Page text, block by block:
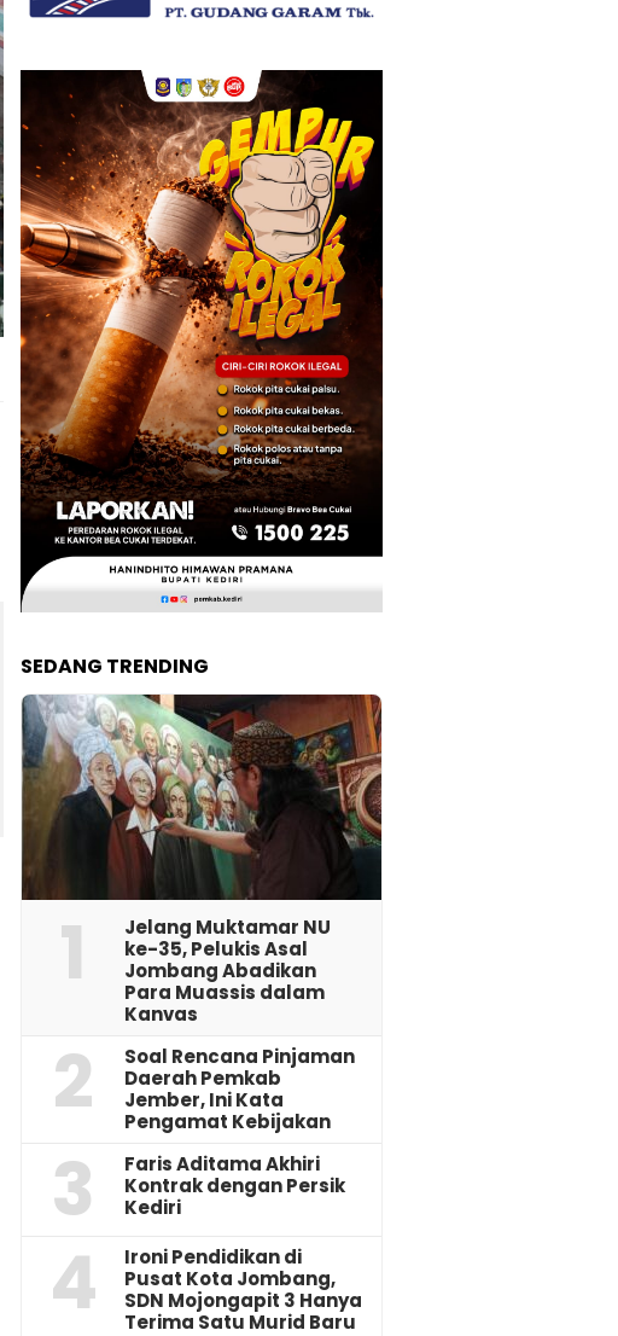
SEDANG TRENDING
1
Jelang Muktamar NU
ke-35, Pelukis Asal
Jombang Abadikan
Para Muassis dalam
Kanvas
2
‎Soal Rencana Pinjaman
Daerah Pemkab
Jember, Ini Kata
Pengamat Kebijakan ‎
3
Faris Aditama Akhiri
Kontrak dengan Persik
Kediri
4
Ironi Pendidikan di
Pusat Kota Jombang,
SDN Mojongapit 3 Hanya
Terima Satu Murid Baru